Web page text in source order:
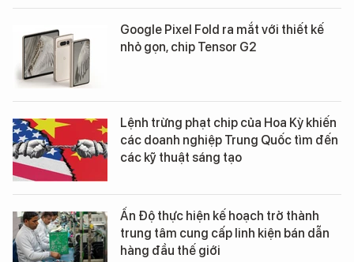
Google Pixel Fold ra mắt với thiết kế
nhỏ gọn, chip Tensor G2
Lệnh trừng phạt chip của Hoa Kỳ khiến
các doanh nghiệp Trung Quốc tìm đến
các kỹ thuật sáng tạo
Ấn Độ thực hiện kế hoạch trở thành
trung tâm cung cấp linh kiện bán dẫn
hàng đầu thế giới